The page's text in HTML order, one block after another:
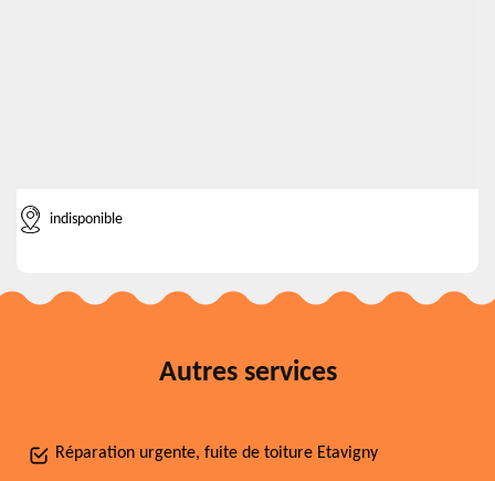
indisponible
Autres services
Réparation urgente, fuite de toiture Etavigny